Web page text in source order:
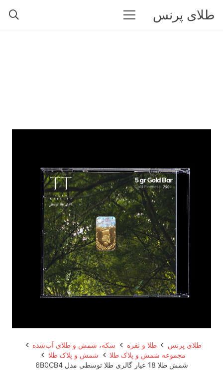
طلای پرنس
طلای پرنس طلا و نقره
سکه، شمش و طلای آب‌شده
مجموعه شمش و پلاک طلا
شمش و پلاک طلا
شمش طلا 18 عیار گالری طلا توسطی مدل 6B0CB4